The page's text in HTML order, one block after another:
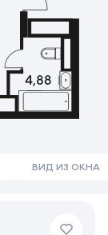
ВИД ИЗ ОКНА